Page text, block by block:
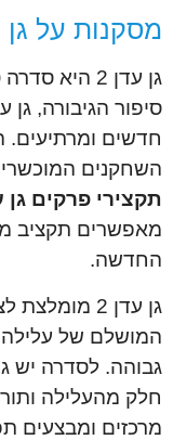
מסקנות על גן
גן עדן 2
סיפור הגיבורה,
חדשים ומרתיעים.
השחקנים
תקצירי פרקים גן עדן עונה
מאפשרים תקציב
החדשה.
גן עדן 2
המושלם של
גבוהה. לסדרה יש
חלק מהעלילה
מרכזים ומבצעים